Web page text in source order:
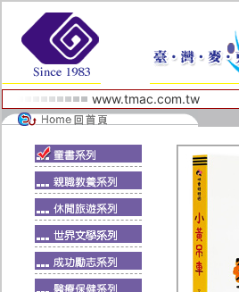
www.tmac.com.tw